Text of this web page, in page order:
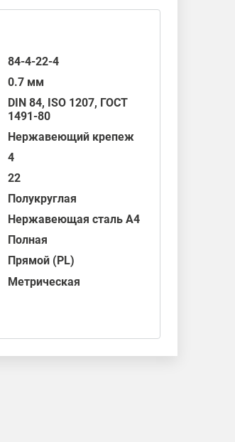
84-4-22-4
0.7 мм
DIN 84, ISO 1207, ГОСТ
1491-80
Нержавеющий крепеж
4
22
Полукруглая
Нержавеющая сталь А4
Полная
Прямой (PL)
Метрическая